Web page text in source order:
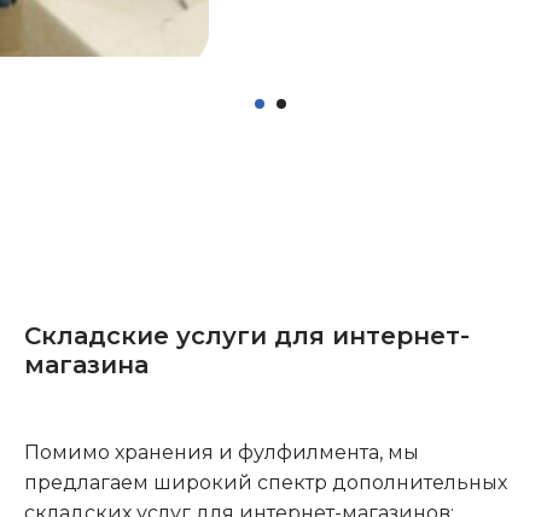
Складские услуги для интернет-
магазина
Помимо хранения и фулфилмента, мы
предлагаем широкий спектр дополнительных